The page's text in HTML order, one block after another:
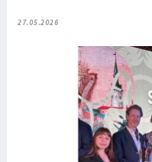
27.05.2026